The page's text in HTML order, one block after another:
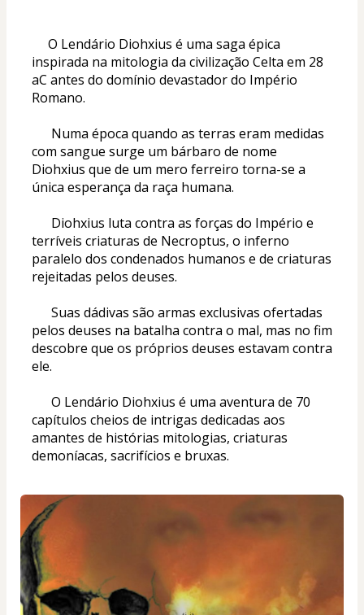
inspirada na mitologia da civilização Celta em 28
aC antes do domínio devastador do Império
Romano.
com sangue surge um bárbaro de nome
Diohxius que de um mero ferreiro torna-se a
única esperança da raça humana.
terríveis criaturas de Necroptus, o inferno
paralelo dos condenados humanos e de criaturas
rejeitadas pelos deuses.
pelos deuses na batalha contra o mal, mas no fim
descobre que os próprios deuses estavam contra
ele.
capítulos cheios de intrigas dedicadas aos
amantes de histórias mitologias, criaturas
demoníacas, sacrifícios e bruxas.